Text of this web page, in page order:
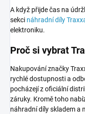
A když přijde čas na
sekci náhradní díly
elektroniku.
Proč si vybrat
Nakupování značky
rychlé dostupnosti a
pocházejí z oficiální
záruky. Kromě toho
náhradní díly skladem a